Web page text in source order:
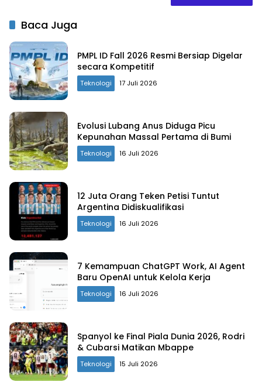
Baca Juga
PMPL ID Fall 2026 Resmi Bersiap Digelar
secara Kompetitif
Teknologi 17 Juli 2026
Evolusi Lubang Anus Diduga Picu
Kepunahan Massal Pertama di Bumi
Teknologi 16 Juli 2026
12 Juta Orang Teken Petisi Tuntut
Argentina Didiskualifikasi
Teknologi 16 Juli 2026
7 Kemampuan ChatGPT Work, AI Agent
Baru OpenAI untuk Kelola Kerja
Teknologi 16 Juli 2026
Spanyol ke Final Piala Dunia 2026, Rodri
& Cubarsi Matikan Mbappe
Teknologi 15 Juli 2026